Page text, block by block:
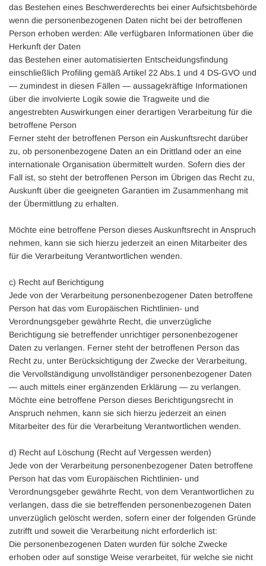
das Bestehen eines Beschwerderechts bei einer Aufsichtsbehörde
wenn die personenbezogenen Daten nicht bei der betroffenen
Person erhoben werden: Alle verfügbaren Informationen über die
Herkunft der Daten
das Bestehen einer automatisierten Entscheidungsfindung
einschließlich Profiling gemäß Artikel 22 Abs.1 und 4 DS-GVO und
— zumindest in diesen Fällen — aussagekräftige Informationen
über die involvierte Logik sowie die Tragweite und die
angestrebten Auswirkungen einer derartigen Verarbeitung für die
betroffene Person
Ferner steht der betroffenen Person ein Auskunftsrecht darüber
zu, ob personenbezogene Daten an ein Drittland oder an eine
internationale Organisation übermittelt wurden. Sofern dies der
Fall ist, so steht der betroffenen Person im Übrigen das Recht zu,
Auskunft über die geeigneten Garantien im Zusammenhang mit
der Übermittlung zu erhalten.
Möchte eine betroffene Person dieses Auskunftsrecht in Anspruch
nehmen, kann sie sich hierzu jederzeit an einen Mitarbeiter des
für die Verarbeitung Verantwortlichen wenden.
c) Recht auf Berichtigung
Jede von der Verarbeitung personenbezogener Daten betroffene
Person hat das vom Europäischen Richtlinien- und
Verordnungsgeber gewährte Recht, die unverzügliche
Berichtigung sie betreffender unrichtiger personenbezogener
Daten zu verlangen. Ferner steht der betroffenen Person das
Recht zu, unter Berücksichtigung der Zwecke der Verarbeitung,
die Vervollständigung unvollständiger personenbezogener Daten
— auch mittels einer ergänzenden Erklärung — zu verlangen.
Möchte eine betroffene Person dieses Berichtigungsrecht in
Anspruch nehmen, kann sie sich hierzu jederzeit an einen
Mitarbeiter des für die Verarbeitung Verantwortlichen wenden.
d) Recht auf Löschung (Recht auf Vergessen werden)
Jede von der Verarbeitung personenbezogener Daten betroffene
Person hat das vom Europäischen Richtlinien- und
Verordnungsgeber gewährte Recht, von dem Verantwortlichen zu
verlangen, dass die sie betreffenden personenbezogenen Daten
unverzüglich gelöscht werden, sofern einer der folgenden Gründe
zutrifft und soweit die Verarbeitung nicht erforderlich ist:
Die personenbezogenen Daten wurden für solche Zwecke
erhoben oder auf sonstige Weise verarbeitet, für welche sie nicht